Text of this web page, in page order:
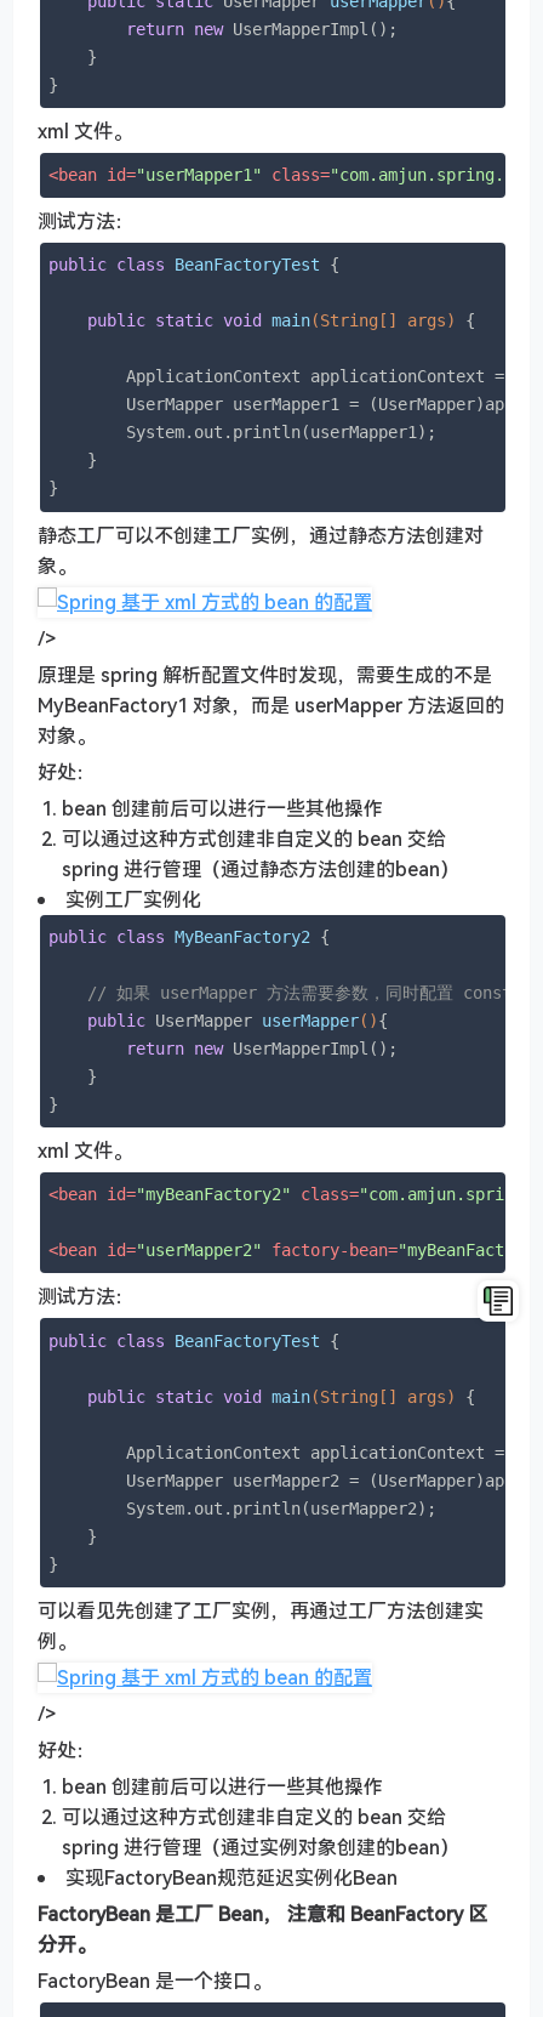
return new UserMapperImpl();
    }
}
xml 文件。
<bean id="userMapper1" class=
测试方法：
public class BeanFactoryTest {
public static void main(String[] args) {
        ApplicationContext applicationContext =
UserMapper userMapper1 =
        System.out.println(userMapper1);
    }
}
静态工厂可以不创建工厂实例，通过静态方法创建对
象。
/>
原理是 spring 解析配置文件时发现，需要生成的不是
MyBeanFactory1 对象，而是 userMapper 方法返回的
对象。
好处：
bean 创建前后可以进行一些其他操作
可以通过这种方式创建非自定义的 bean 交给
spring 进行管理（通过静态方法创建的bean）
实例工厂实例化
public class MyBeanFactory2 {
// 如果 userMapper 方法需要参数，同时配置
public UserMapper userMapper(){
return new UserMapperImpl();
    }
}
xml 文件。
<bean id="myBeanFactory2" class=
<bean id="userMapper2" factory-bean=
测试方法：
public class BeanFactoryTest {
public static void main(String[] args) {
        ApplicationContext applicationContext =
UserMapper userMapper2 =
        System.out.println(userMapper2);
    }
}
可以看见先创建了工厂实例，再通过工厂方法创建实
例。
/>
好处：
bean 创建前后可以进行一些其他操作
可以通过这种方式创建非自定义的 bean 交给
spring 进行管理（通过实例对象创建的bean）
实现FactoryBean规范延迟实例化Bean
FactoryBean 是工厂 Bean， 注意和 BeanFactory 区
分开。
FactoryBean 是一个接口。